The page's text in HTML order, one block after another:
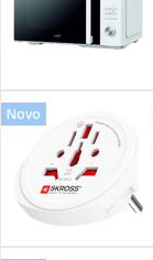
Novo